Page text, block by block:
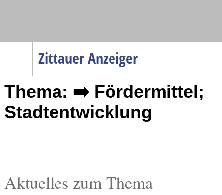
Zittauer Anzeiger
Menüpunkte
Startseite
Gesellschaft
Gesundheit
Thema: ➡️ Fördermittel;
Stadtentwicklung
Aktuelles zum Thema